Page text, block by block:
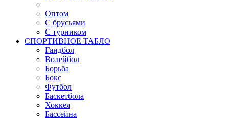
Оптом
С брусьями
С турником
СПОРТИВНОЕ ТАБЛО
Гандбол
Волейбол
Борьба
Бокс
Футбол
Баскетбола
Хоккея
Бассейна